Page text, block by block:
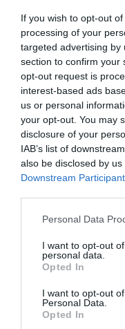
If you wish to opt-out
processing of your
targeted advertising by
section to confirm your
opt-out request is
interest-based ads
us or personal
your opt-out. You may
disclosure of your
IAB’s list of
also be disclosed by
Downstream
Personal Data
I want to opt-out
personal data.
Opted In
I want to opt-out
Personal Data.
Opted In
(Αθήνα, 2017).
Ημερομηνία:
Από: 30/04/2025
Τετάρτη στις 20:00